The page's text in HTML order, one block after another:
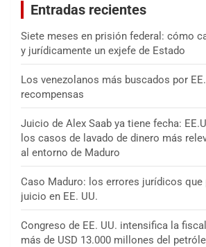
Entradas recientes
Siete meses en prisión federal: cómo
y jurídicamente un exjefe de Estado
Los venezolanos más buscados por
recompensas
Juicio de Alex Saab ya tiene fecha:
los casos de lavado de dinero más
al entorno de Maduro
Caso Maduro: los errores jurídicos que
juicio en EE. UU.
Congreso de EE. UU. intensifica la
más de USD 13.000 millones del